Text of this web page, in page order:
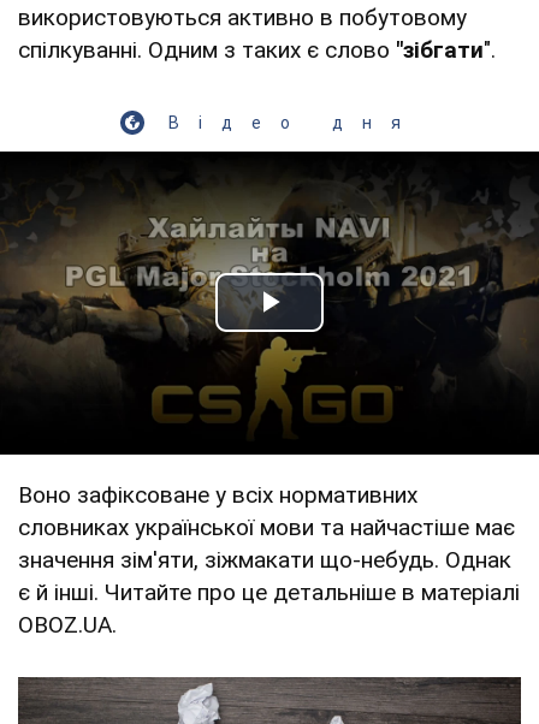
використовуються активно в побутовому
спілкуванні. Одним з таких є слово "зібгати".
Відео дня
Play Video
Воно зафіксоване у всіх нормативних
словниках української мови та найчастіше має
значення зім'яти, зіжмакати що-небудь. Однак
є й інші. Читайте про це детальніше в матеріалі
OBOZ.UA.